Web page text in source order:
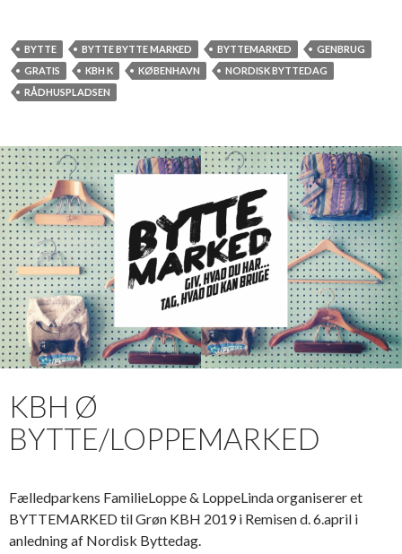
BYTTE BYTTE BYTTE MARKED BYTTEMARKED
GENBRUG
GRATIS
KBH K KØBENHAVN
NORDISK BYTTEDAG
RÅDHUSPLADSEN
KBH Ø
BYTTE/LOPPEMARKED
Fælledparkens FamilieLoppe & LoppeLinda organiserer et
BYTTEMARKED til Grøn KBH 2019 i Remisen d. 6.april i
anledning af Nordisk Byttedag.